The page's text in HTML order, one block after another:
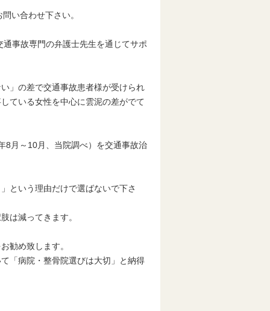
い合わせ下さい。
事故専門の弁護士先生を通じてサポ
」の差で交通事故患者様が受けられ
ている女性を中心に雲泥の差がでて
8月～10月、当院調べ）を交通事故治
という理由だけで選ばないで下さ
は減ってきます。
勧め致します。
「病院・整骨院選びは大切」と納得